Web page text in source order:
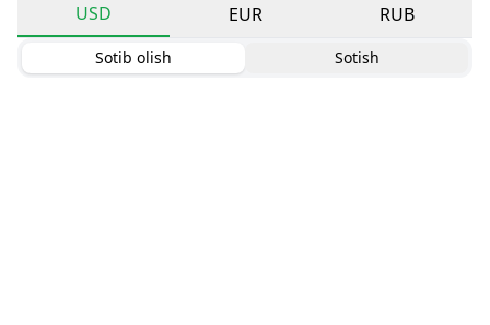
USD
EUR RUB
Sotib olish Sotish